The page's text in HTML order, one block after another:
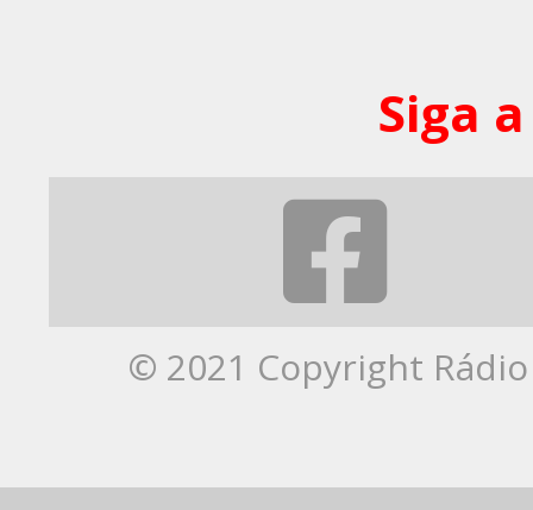
Siga
© 2021 Copyright